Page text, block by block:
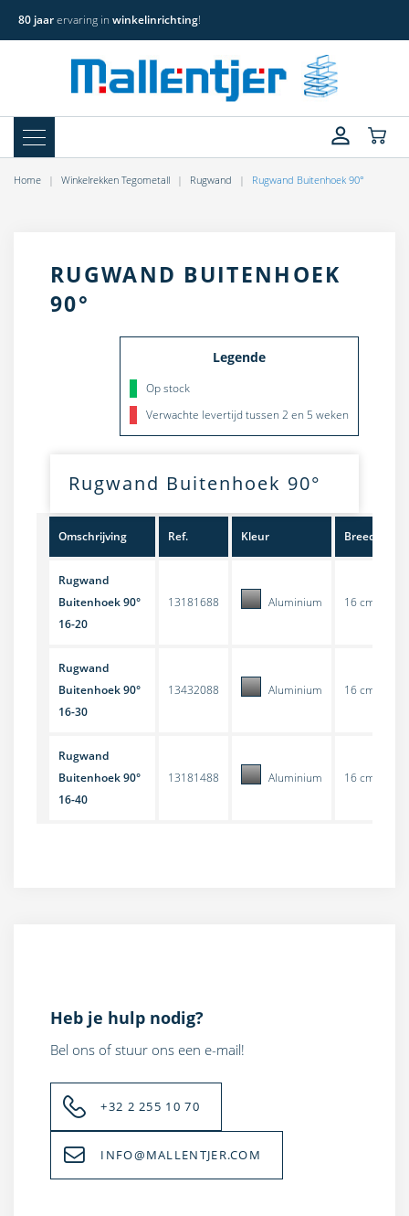
80 jaarervaring in winkelinrichting!
Home Winkelrekken Tegometall Rugwand Rugwand Buitenhoek 90°
RUGWAND BUITENHOEK
90°
Legende
Op stock
Verwachte levertijd tussen 2 en 5 weken
Rugwand Buitenhoek 90°
Omschrijving Ref. Kleur Breedte
Rugwand
Buitenhoek 90°
16-20
13181688 Aluminium 16 cm
Rugwand
Buitenhoek 90°
16-30
13432088 Aluminium 16 cm
Rugwand
Buitenhoek 90°
16-40
13181488 Aluminium 16 cm
Heb je hulp nodig?
Bel ons of stuur ons een e-mail!
+32 2 255 10 70
INFO@MALLENTJER.COM